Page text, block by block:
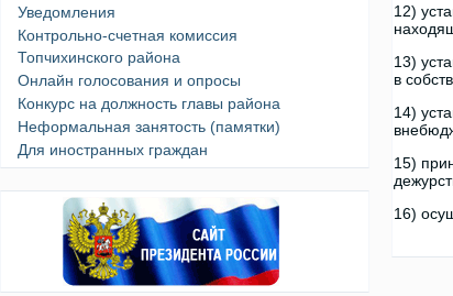
12)
13)
в
14)
15)
16)
Уведомления
Контрольно-счетная комиссия
Топчихинского района
Онлайн голосования и опросы
Конкурс на должность главы района
Неформальная занятость (памятки)
Для иностранных граждан